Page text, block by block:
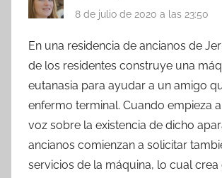
8 de julio de 2020 a las 23:50
En una residencia de ancianos de
de los residentes construye una
eutanasia para ayudar a un amigo
enfermo terminal. Cuando empieza
voz sobre la existencia de dicho
ancianos comienzan a solicitar
servicios de la máquina, lo cual crea